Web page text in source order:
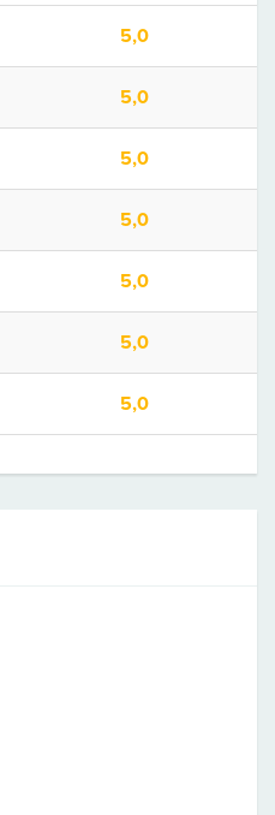
5,0
5,0
5,0
5,0
5,0
5,0
5,0